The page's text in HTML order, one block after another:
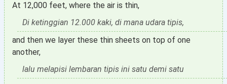
At 12,000 feet, where the air is thin,
Di ketinggian 12.000 kaki, di mana udara tipis,
and then we layer these thin sheets on top of one
another,
lalu melapisi lembaran tipis ini satu demi satu